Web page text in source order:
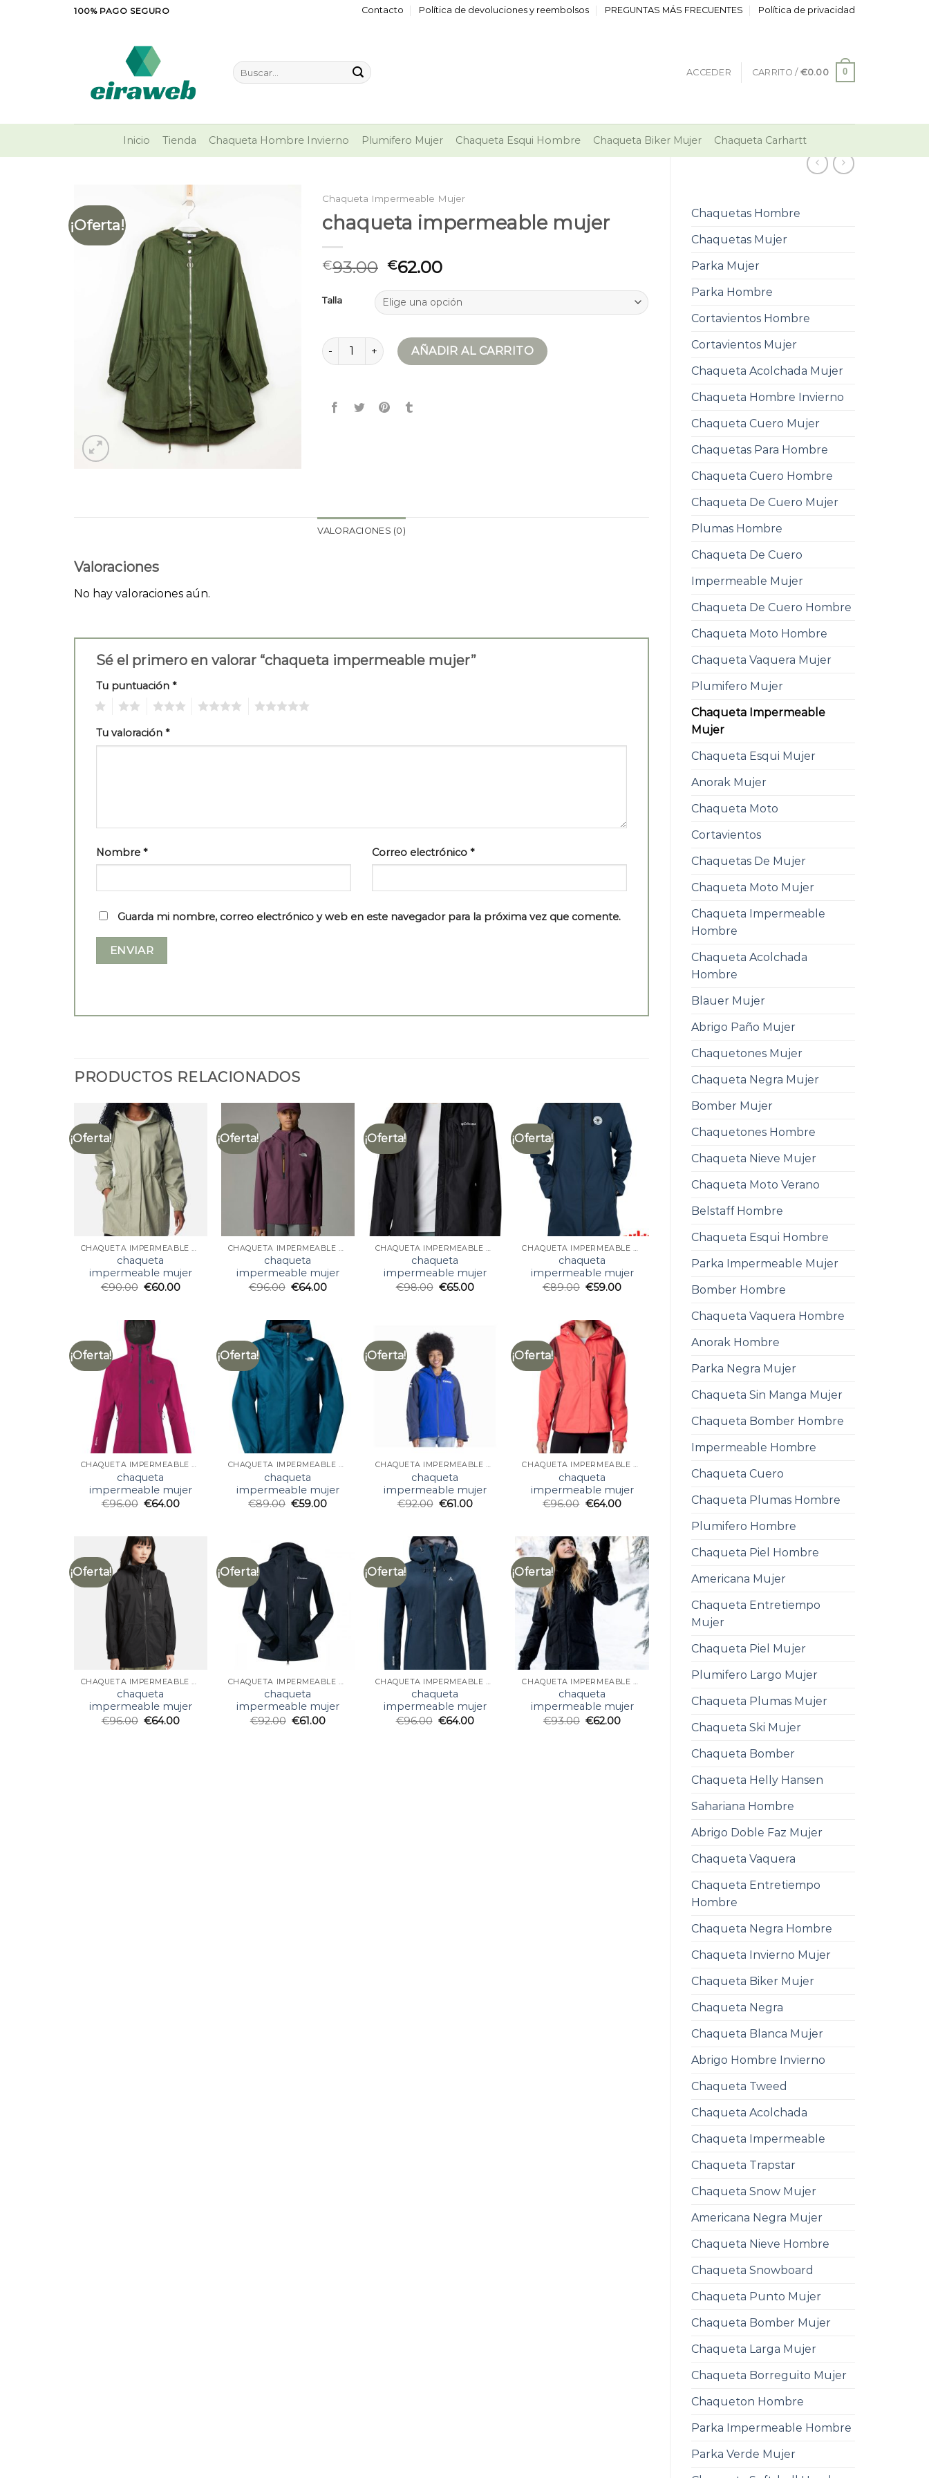
100% PAGO SEGURO Contacto Política de devoluciones y reembolsos PREGUNTAS MÁS FRECUENTES Política de privacidad
Buscar
por:
ACCEDER CARRITO / €0.00 0
Inicio Tienda Chaqueta Hombre Invierno Plumifero Mujer Chaqueta Esqui Hombre Chaqueta Biker Mujer Chaqueta Carhartt
Chaquetas Hombre
Chaquetas Mujer
Parka Mujer
Parka Hombre
Cortavientos Hombre
Cortavientos Mujer
Chaqueta Acolchada Mujer
Chaqueta Hombre Invierno
Chaqueta Cuero Mujer
Chaquetas Para Hombre
Chaqueta Cuero Hombre
Chaqueta De Cuero Mujer
Plumas Hombre
Chaqueta De Cuero
Impermeable Mujer
Chaqueta De Cuero Hombre
Chaqueta Moto Hombre
Chaqueta Vaquera Mujer
Plumifero Mujer
Chaqueta Impermeable
Mujer
Chaqueta Esqui Mujer
Anorak Mujer
Chaqueta Moto
Cortavientos
Chaquetas De Mujer
Chaqueta Moto Mujer
Chaqueta Impermeable
Hombre
Chaqueta Acolchada
Hombre
Blauer Mujer
Abrigo Paño Mujer
Chaquetones Mujer
Chaqueta Negra Mujer
Bomber Mujer
Chaquetones Hombre
Chaqueta Nieve Mujer
Chaqueta Moto Verano
Belstaff Hombre
Chaqueta Esqui Hombre
Parka Impermeable Mujer
Bomber Hombre
Chaqueta Vaquera Hombre
Anorak Hombre
Parka Negra Mujer
Chaqueta Sin Manga Mujer
Chaqueta Bomber Hombre
Impermeable Hombre
Chaqueta Cuero
Chaqueta Plumas Hombre
Plumifero Hombre
Chaqueta Piel Hombre
Americana Mujer
Chaqueta Entretiempo
Mujer
Chaqueta Piel Mujer
Plumifero Largo Mujer
Chaqueta Plumas Mujer
Chaqueta Ski Mujer
Chaqueta Bomber
Chaqueta Helly Hansen
Sahariana Hombre
Abrigo Doble Faz Mujer
Chaqueta Vaquera
Chaqueta Entretiempo
Hombre
Chaqueta Negra Hombre
Chaqueta Invierno Mujer
Chaqueta Biker Mujer
Chaqueta Negra
Chaqueta Blanca Mujer
Abrigo Hombre Invierno
Chaqueta Tweed
Chaqueta Acolchada
Chaqueta Impermeable
Chaqueta Trapstar
Chaqueta Snow Mujer
Americana Negra Mujer
Chaqueta Nieve Hombre
Chaqueta Snowboard
Chaqueta Punto Mujer
Chaqueta Bomber Mujer
Chaqueta Larga Mujer
Chaqueta Borreguito Mujer
Chaqueton Hombre
Parka Impermeable Hombre
Parka Verde Mujer
¡Oferta!
Chaqueta Impermeable Mujer
chaqueta impermeable mujer
€93.00 €62.00
Talla
chaqueta impermeable mujer cantidad
AÑADIR AL CARRITO
VALORACIONES (0)
Valoraciones
No hay valoraciones aún.
Sé el primero en valorar “chaqueta impermeable mujer”
Tu puntuación *
Tu valoración *
Nombre * Correo electrónico *
Guarda mi nombre, correo electrónico y web en este navegador para la próxima vez que comente.
PRODUCTOS RELACIONADOS
¡Oferta!
chaqueta
impermeable mujer
€90.00 €60.00
¡Oferta!
chaqueta
impermeable mujer
€96.00 €64.00
¡Oferta!
chaqueta
impermeable mujer
€98.00 €65.00
¡Oferta!
chaqueta
impermeable mujer
€89.00 €59.00
¡Oferta!
CHAQUETA IMPERMEABLE MUJER
chaqueta
impermeable mujer
€96.00 €64.00
¡Oferta!
CHAQUETA IMPERMEABLE MUJER
chaqueta
impermeable mujer
€89.00 €59.00
¡Oferta!
CHAQUETA IMPERMEABLE MUJER
chaqueta
impermeable mujer
€92.00 €61.00
¡Oferta!
CHAQUETA IMPERMEABLE MUJER
chaqueta
impermeable mujer
€96.00 €64.00
¡Oferta!
chaqueta
impermeable mujer
€96.00 €64.00
¡Oferta!
chaqueta
impermeable mujer
€92.00 €61.00
¡Oferta!
chaqueta
impermeable mujer
€96.00 €64.00
¡Oferta!
chaqueta
impermeable mujer
€93.00 €62.00